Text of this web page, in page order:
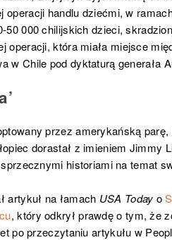
operacji handlu dziećmi, w
50 000 chilijskich dzieci,
operacji, która miała miejsce
w Chile pod dyktaturą generała
przez amerykańską
dorastał z imieniem Jimmy
historiami na temat
artykuł na łamach USA Today o
, który odkrył prawdę o tym, że
po przeczytaniu artykułu w